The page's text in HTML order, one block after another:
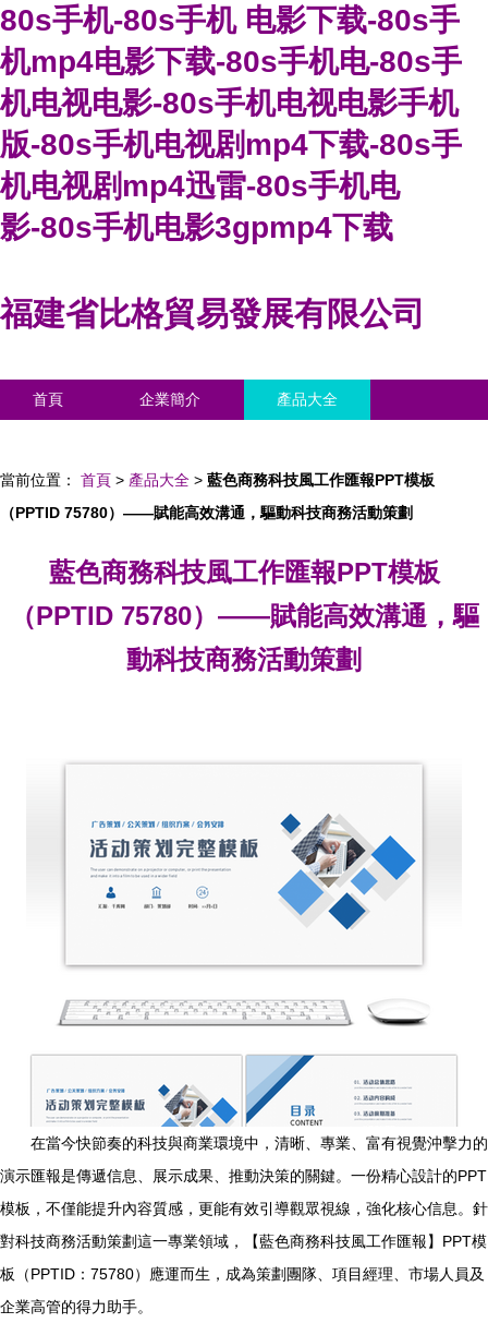
80s手机-80s手机 电影下载-80s手
机mp4电影下载-80s手机电-80s手
机电视电影-80s手机电视电影手机
版-80s手机电视剧mp4下载-80s手
机电视剧mp4迅雷-80s手机电
影-80s手机电影3gpmp4下载
福建省比格貿易發展有限公司
首頁 企業簡介 產品大全
當前位置： 首頁 > 產品大全 > 藍色商務科技風工作匯報PPT模板
（PPTID 75780）——賦能高效溝通，驅動科技商務活動策劃
藍色商務科技風工作匯報PPT模板
（PPTID 75780）——賦能高效溝通，驅
動科技商務活動策劃
在當今快節奏的科技與商業環境中，清晰、專業、富有視覺沖擊力的
演示匯報是傳遞信息、展示成果、推動決策的關鍵。一份精心設計的PPT
模板，不僅能提升內容質感，更能有效引導觀眾視線，強化核心信息。針
對科技商務活動策劃這一專業領域，【藍色商務科技風工作匯報】PPT模
板（PPTID：75780）應運而生，成為策劃團隊、項目經理、市場人員及
企業高管的得力助手。